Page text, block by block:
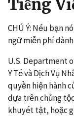
Tiếng
CHÚ Ý: Nếu bạn
ngữ miễn phí dành
U.S. Department
Y Tế và Dịch Vụ
quyền hiện hành
dựa trên chủng
khuyết tật, hoặc